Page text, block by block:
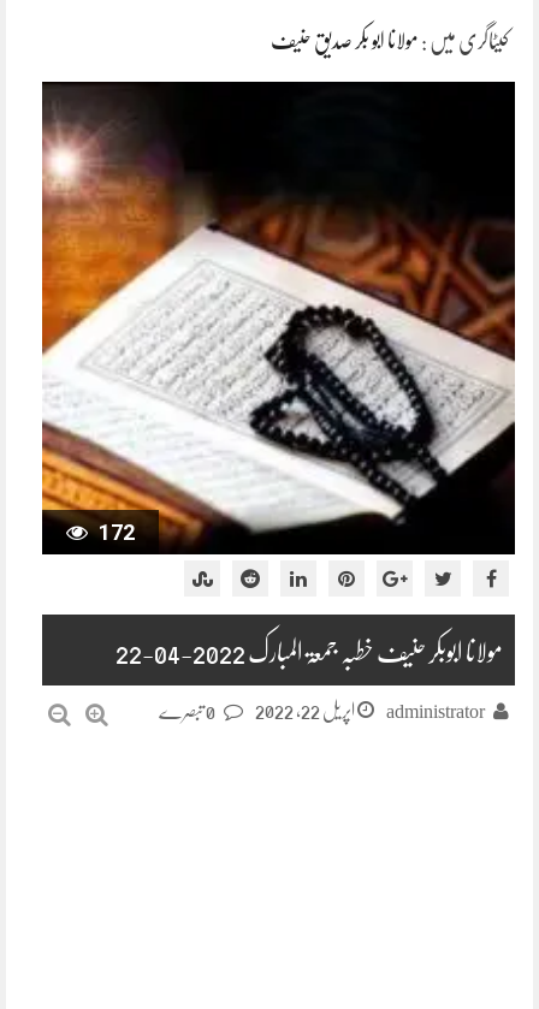
کیٹاگری میں : مولانا ابو بکر صدیق حنیف
172
مولانا ابوبکر حنیف خطبہ جمعۃ المبارک 2022-04-22
administrator اپریل 22, 2022